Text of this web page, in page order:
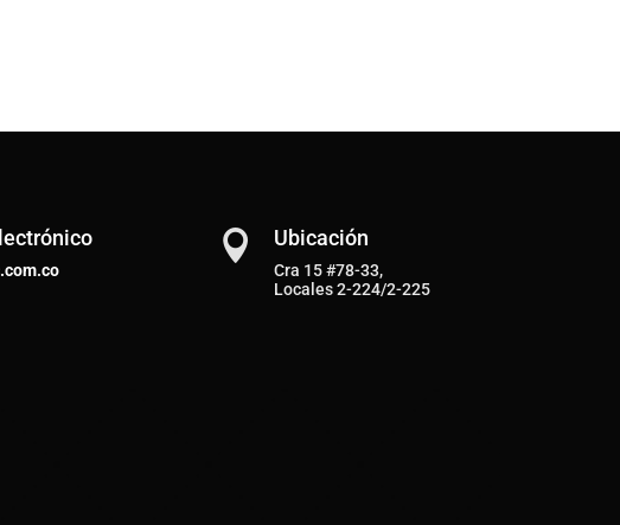
 Ubicación
Cra 15 #78-33,
Locales 2-224/2-225